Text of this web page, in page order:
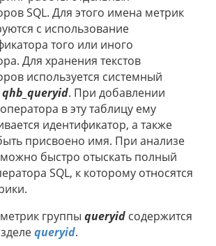
SQL. Для этого имена метрик
с использование
того или иного
Для хранения текстов
используется системный
qhb_queryid. При добавлении
в эту таблицу ему
идентификатор, а также
присвоено имя. При анализе
быстро отыскать полный
SQL, к которому относятся
группы queryid содержится
queryid.